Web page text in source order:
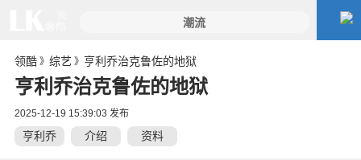
领酷》 综艺 》 亨利乔治克鲁佐的地狱
亨利乔治克鲁佐的地狱
2025-12-19 15:39:03 发布
亨利乔
介绍 资料